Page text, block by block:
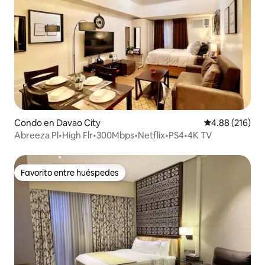
Condo en Davao City Calificación
4.88 (216)
Abreeza Pl•High Flr•300Mbps•Netflix•PS4•4K TV
Favorito entre huéspedes
Favorito entre huéspedes